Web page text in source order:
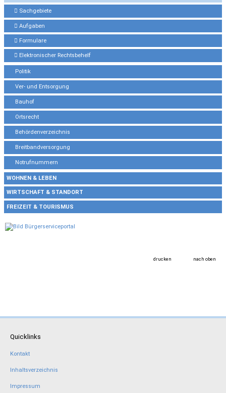
Sachgebiete
Aufgaben
Formulare
Elektronischer Rechtsbehelf
Politik
Ver- und Entsorgung
Bauhof
Ortsrecht
Behördenverzeichnis
Breitbandversorgung
Notrufnummern
WOHNEN & LEBEN
WIRTSCHAFT & STANDORT
FREIZEIT & TOURISMUS
drucken nach oben
Quicklinks
Kontakt
Inhaltsverzeichnis
Impressum